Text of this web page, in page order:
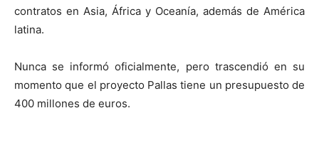
contratos en Asia, África y Oceanía, además de América
latina.
Nunca se informó oficialmente, pero trascendió en su
momento que el proyecto Pallas tiene un presupuesto de
400 millones de euros.